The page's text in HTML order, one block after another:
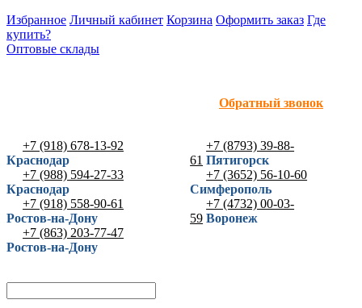
Избранное Личный кабинет Корзина Оформить заказ Где
купить?
Оптовые склады
Обратный звонок
+7 (918) 678-13-92
Краснодар
+7 (988) 594-27-33
Краснодар
+7 (918) 558-90-61
Ростов-на-Дону
+7 (863) 203-77-47
Ростов-на-Дону
+7 (8793) 39-88-
61 Пятигорск
+7 (3652) 56-10-60
Симферополь
+7 (4732) 00-03-
59 Воронеж